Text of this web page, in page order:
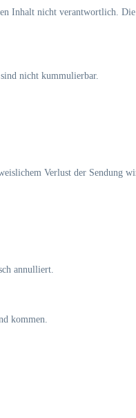
Inhalt nicht verantwortlich.
nicht kummulierbar.
Verlust der Sendung
annulliert.
kommen.